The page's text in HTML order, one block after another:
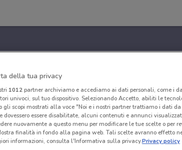
della tua privacy
1012partner archiviamo e accediamo ai dati personali, come i
univoci, sul tuo dispositivo. Selezionando Accetto, abiliti le
gli scopi mostrati alla voce "Noi e i nostri partner trattiamo i dati
dovessero essere disabilitate, alcuni contenuti e annunci
nuovamente a questo menu per modificare le tue scelte o per
finalità in fondo alla pagina web. Tali scelte avranno effetto
informazioni, consulta l'Informativa sulla privacy.Privacy policy